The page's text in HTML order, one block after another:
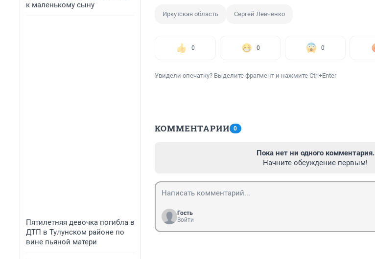
к маленькому сыну
Пятилетняя девочка погибла в
ДТП в Тулунском районе по
вине пьяной матери
Иркутская область Сергей Левченко
0 0 0
Увидели опечатку? Выделите фрагмент и нажмите Ctrl+Enter
КОММЕНТАРИИ 0
Пока нет ни одного комментария.
Начните обсуждение первым!
Гость
Войти